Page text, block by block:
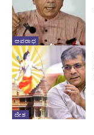
ಅಪರಾಧ
ದೇಶ